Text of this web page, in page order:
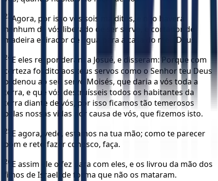
23 Agora, por isso vós sois malditos, e não haverá
nenhum de vós liberado de ser servo, e cortador de
madeira e tirador de água para a casa do meu Deus.
24 E eles responderam a Josué, e disseram: Porque com
certeza foi dito aos teus servos como o Senhor teu Deus
ordenou ao seu servo Moisés, que daria a vós toda a
terra, e que vós destruísseis todos os habitantes da
terra diante de vós, por isso ficamos tão temerosos
pelas nossas vidas por causa de vós, que fizemos isto.
25 E agora, vede, estamos na tua mão; como te parecer
bom e reto fazer conosco, faça.
26 E assim ele o fez para com eles, e os livrou da mão dos
filhos de Israel, de forma que não os mataram.